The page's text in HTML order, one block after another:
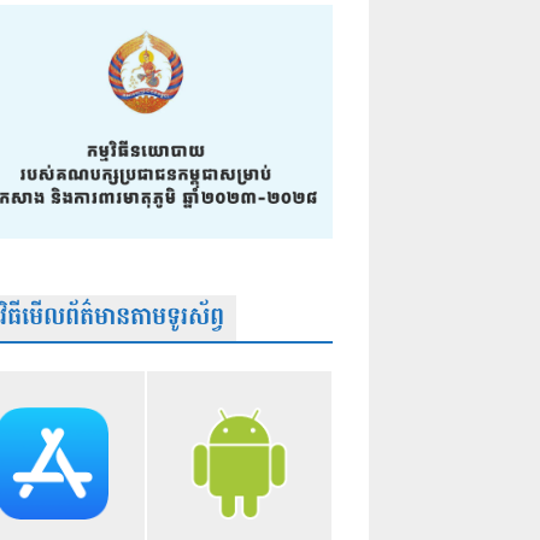
ធីមើលព័ត៌មានតាមទូរស័ព្វ